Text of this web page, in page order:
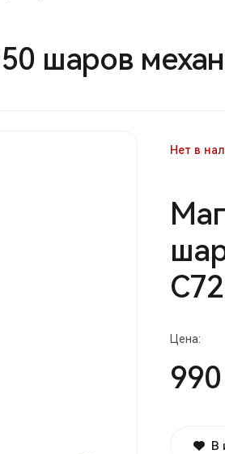
шаров
Нет в
Цена:
В